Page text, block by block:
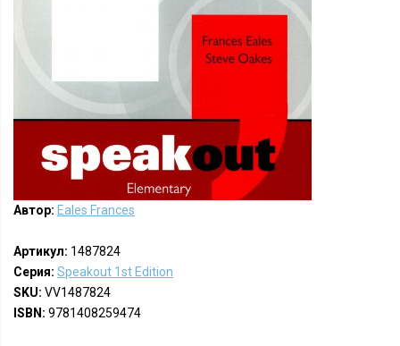
Автор: Eales Frances
Артикул: 1487824
Серия: Speakout 1st Edition
SKU: VV1487824
ISBN: 9781408259474